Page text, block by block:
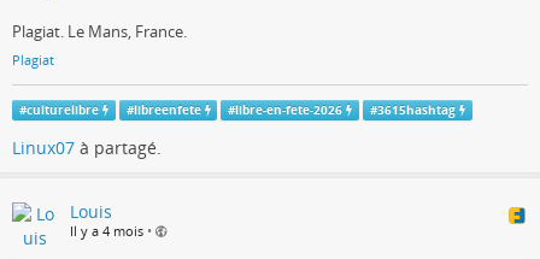
Plagiat. Le Mans, France.
Plagiat
#culturelibre #libreenfete #libre-en-fete-2026 #3615hashtag
Linux07 à partagé.
Louis
Il y a 4 mois •